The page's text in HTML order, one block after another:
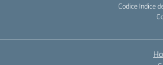
Codice Indice